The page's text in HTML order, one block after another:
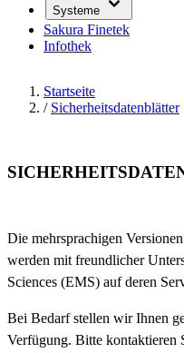
Systeme
Sakura Finetek
Infothek
Startseite
/ Sicherheitsdatenblätter
Die mehrsprachigen
werden mit freundlicher
Sciences (EMS) auf deren
Bei Bedarf stellen wir Ihnen
Verfügung. Bitte kontaktieren